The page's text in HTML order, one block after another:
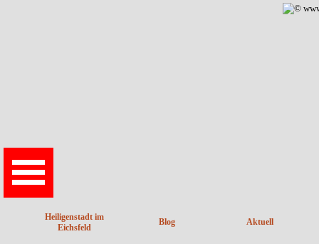
Heiligenstadt im
Eichsfeld
Blog Aktuell